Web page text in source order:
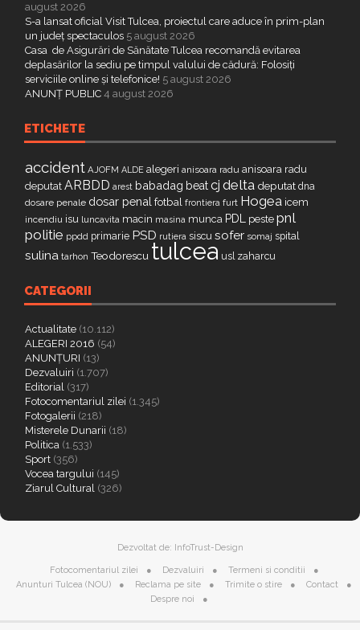
august 2026
S-a lansat oficial Visit Tulcea, proiectul care aduce în prim-plan
un județ spectaculos 5 august 2026
Casa de Asigurări de Sănătate Tulcea recomandă evitarea
deplasărilor la sediu pe timpul valului de cădură: Folosiți
serviciile online și telefonice! 5 august 2026
ANUNȚ PUBLIC 4 august 2026
ETICHETE
accident AJOFM ALDE alegeri anisoara radu anisoara radu
deputat ARBDD arest babadag beatcj delta deputat dna
dosare penale dosar penal fotbal frontiera furt Hogea icem
incendiu isu luncavita macin masina munca PDL peste pnl
politie ppdd primarie PSD rutiera siscu sofer somaj spital
sulina tarhon Teodorescu tulcea usl zaharcu
CATEGORII
Actualitate (10.112)
ALEGERI 2016 (54)
ANUNȚURI (13)
Dezvaluiri (1.707)
Editorial (317)
Fotocomentariul zilei (1.345)
Fotogalerii (218)
Misterele Dunarii (18)
Politica (1.533)
Sport (356)
Vocea targului (145)
Ziarul Cultural (326)
Dezvoltat de: InfoTrust-Design
Fotocomentariul zilei Dezvaluiri
Termeni si conditii
Anunturi Tulcea (NOU)
Reclama pe site Trimite o stire
Contact
Despre noi